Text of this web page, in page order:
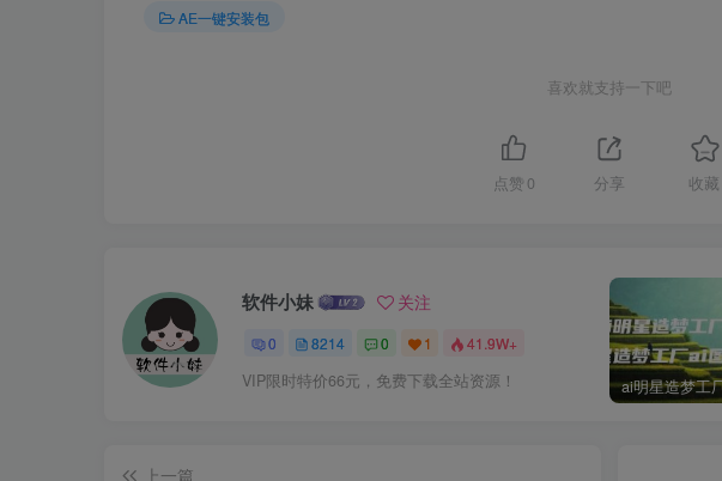
AE一键安装包
喜欢就支持一下吧
点赞 0 分享 收藏
软件小妹 关注
0 8214 0 1 41.9W+
VIP限时特价66元，免费下载全站资源！
上一篇